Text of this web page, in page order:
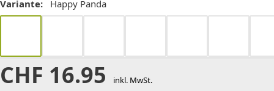
Variante: Happy Panda
CHF 16.95 inkl. MwSt.